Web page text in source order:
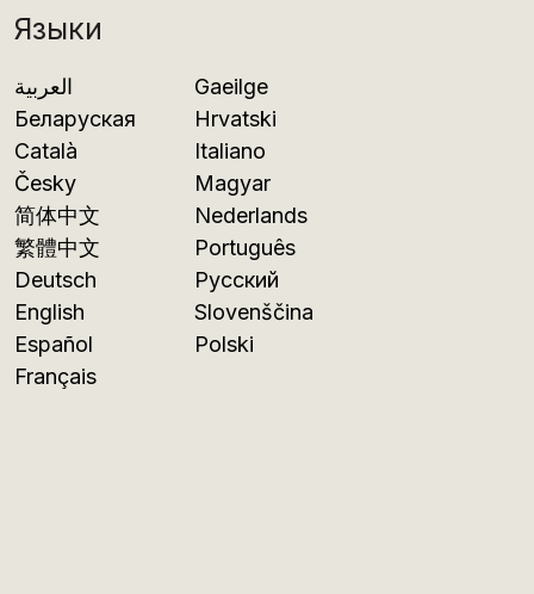
Языки
العربية
Беларуская
Català
Česky
简体中文
繁體中文
Deutsch
English
Español
Français
Gaeilge
Hrvatski
Italiano
Magyar
Nederlands
Português
Русский
Slovenščina
Polski